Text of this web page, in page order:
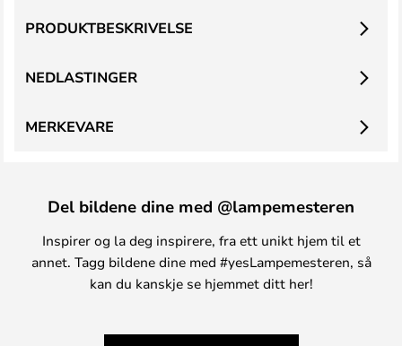
PRODUKTBESKRIVELSE
NEDLASTINGER
MERKEVARE
Del bildene dine med @lampemesteren
Inspirer og la deg inspirere, fra ett unikt hjem til et
annet. Tagg bildene dine med #yesLampemesteren, så
kan du kanskje se hjemmet ditt her!